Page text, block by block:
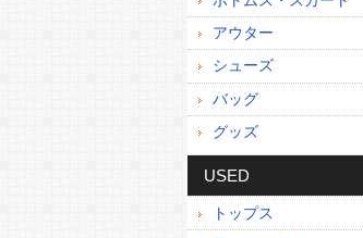
アウター
シューズ
バッグ
グッズ
USED
トップス